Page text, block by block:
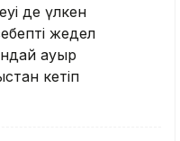
де үлкен
жедел
ауыр
кетіп